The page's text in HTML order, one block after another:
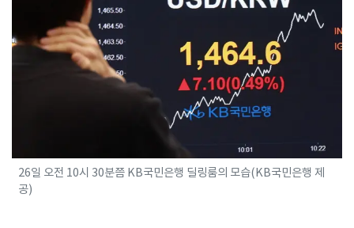
26일 오전 10시 30분쯤 KB국민은행 딜링룸의 모습(KB국민은행 제
공)